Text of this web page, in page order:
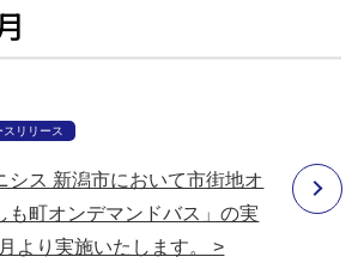
スリリース
シス 新潟市において市街地オ
も町オンデマンドバス」の実
より実施いたします。 >